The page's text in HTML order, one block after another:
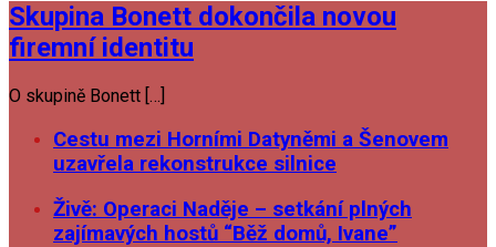
Skupina Bonett dokončila novou
firemní identitu
O skupině Bonett […]
Cestu mezi Horními Datyněmi a Šenovem
uzavřela rekonstrukce silnice
Živě: Operaci Naděje – setkání plných
zajímavých hostů “Běž domů, Ivane”